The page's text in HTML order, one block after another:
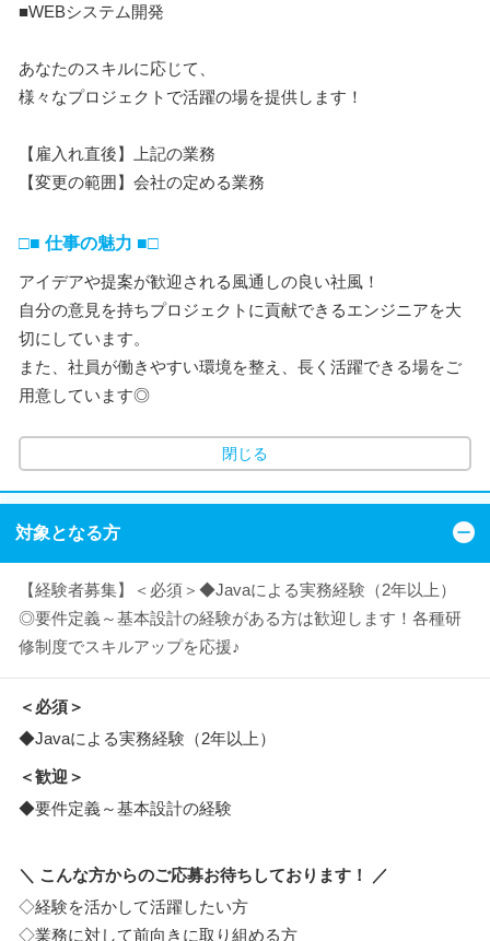
■WEBシステム開発
あなたのスキルに応じて、
様々なプロジェクトで活躍の場を提供します！
【雇入れ直後】上記の業務
【変更の範囲】会社の定める業務
□■ 仕事の魅力 ■□
アイデアや提案が歓迎される風通しの良い社風！
自分の意見を持ちプロジェクトに貢献できるエンジニアを大
切にしています。
また、社員が働きやすい環境を整え、長く活躍できる場をご
用意しています◎
閉じる
対象となる方
【経験者募集】＜必須＞◆Javaによる実務経験（2年以上）
◎要件定義～基本設計の経験がある方は歓迎します！各種研
修制度でスキルアップを応援♪
＜必須＞
◆Javaによる実務経験（2年以上）
＜歓迎＞
◆要件定義～基本設計の経験
＼ こんな方からのご応募お待ちしております！ ／
◇経験を活かして活躍したい方
◇業務に対して前向きに取り組める方